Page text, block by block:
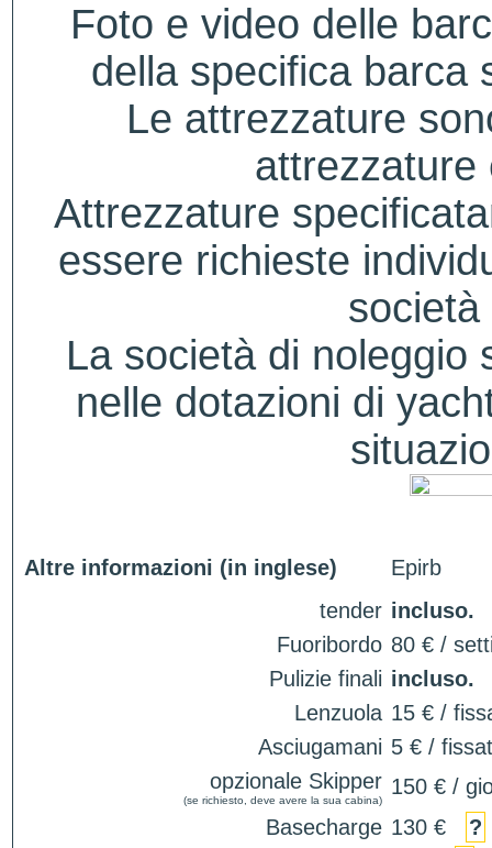
Foto e video delle
della specifica barca
Le attrezzature
attrezzature
Attrezzature
essere richieste
La società di noleggio
nelle dotazioni di
Altre informazioni (in inglese)
Epirb
tender incluso.
Fuoribordo 80 € /
Pulizie finali incluso.
Lenzuola 15 € /
Asciugamani 5 € /
opzionale Skipper
(se richiesto, deve avere la sua cabina)
150 € /
Basecharge 130 €
?